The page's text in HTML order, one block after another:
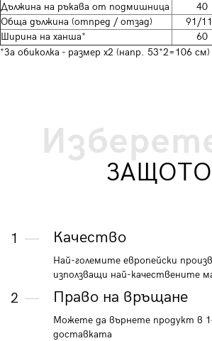
Дължина на ръкава от подмишница
40
Обща дължина (отпред / отзад)
91/
Ширина на ханша*
60
*За обиколка - размер х2 (напр. 53*2=106 см)
ЗАЩОТО
1 Качество
Най-големите европейски
използващи най-качествените
2 Право на връщане
Можете да върнете продукт в
доставката